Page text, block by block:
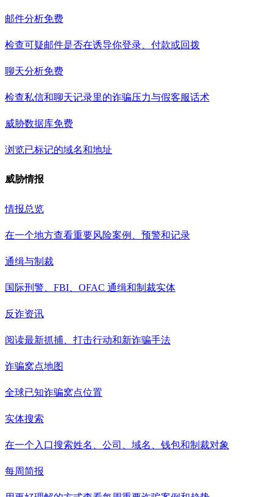
邮件分析免费
检查可疑邮件是否在诱导你登录、付款或回拨
聊天分析免费
检查私信和聊天记录里的诈骗压力与假客服话术
威胁数据库免费
浏览已标记的域名和地址
威胁情报
情报总览
在一个地方查看重要风险案例、预警和记录
通缉与制裁
国际刑警、FBI、OFAC 通缉和制裁实体
反诈资讯
阅读最新抓捕、打击行动和新诈骗手法
诈骗窝点地图
全球已知诈骗窝点位置
实体搜索
在一个入口搜索姓名、公司、域名、钱包和制裁对象
每周简报